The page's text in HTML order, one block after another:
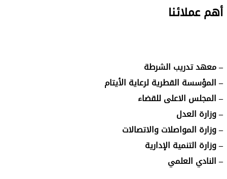
أهم عملائنا
– معهد تدريب الشرطة
– المؤسسة القطرية لرعاية الأيتام
– المجلس الاعلى للقضاء
– وزارة العدل
– وزارة المواصلات والاتصالات
– وزارة التنمية الإدارية
– النادي العلمي